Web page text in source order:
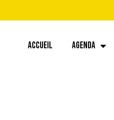
ACCUEIL AGENDA